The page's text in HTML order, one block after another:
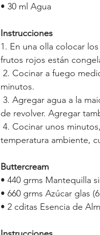
• 30 ml Agua
Instrucciones
1. En una olla colocar
frutos rojos están
minutos.
de revolver. Agregar
temperatura ambiente,
Buttercream
• 440 grms Mantequilla
• 660 grms Azúcar glas
• 2 cditas Esencia de